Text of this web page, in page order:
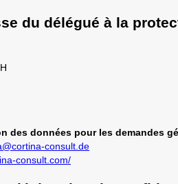
du délégué à la
des données pour les demandes
consult.de
consult.com/